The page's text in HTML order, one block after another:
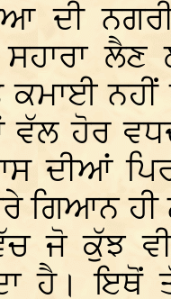
ਦੀ
ਨਹੀਂ
ਹੋਰ
ਦੀਆਂ
ਗਿਆਨ ਹੀ
ਜੋ ਕੁੱਝ
ਹੈ। ਇਥੋਂ